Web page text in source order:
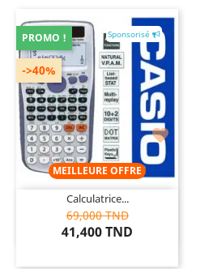

Sponsorisé
MEILLEURE OFFRE
Calculatrice...
69,000 TND
41,400 TND
PROMO !
->40%